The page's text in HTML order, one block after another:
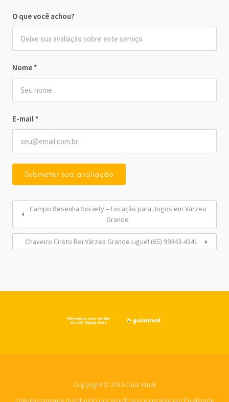
Nome *
E-mail *
O que você achou?
Campo Resenha Society – Locação para Jogos em Várzea
Grande
Chaveiro Cristo Rei Várzea Grande Ligue! (65) 99343-4341
Copyright © 2016 Guia Atual